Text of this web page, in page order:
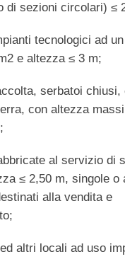
di sezioni circolari) ≤
tecnologici ad
e altezza ≤ 3 m;
serbatoi
con altezza
al servizio di
≤ 2,50 m, singole o
alla vendita e
altri locali ad uso